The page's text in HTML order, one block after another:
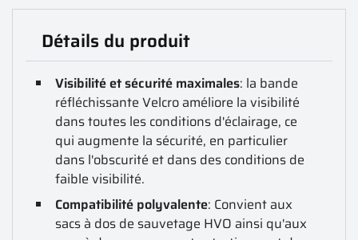
Détails du produit
Visibilité et sécurité maximales: la bande
réfléchissante Velcro améliore la visibilité
dans toutes les conditions d'éclairage, ce
qui augmente la sécurité, en particulier
dans l'obscurité et dans des conditions de
faible visibilité.
Compatibilité polyvalente: Convient aux
sacs à dos de sauvetage HVO ainsi qu'aux